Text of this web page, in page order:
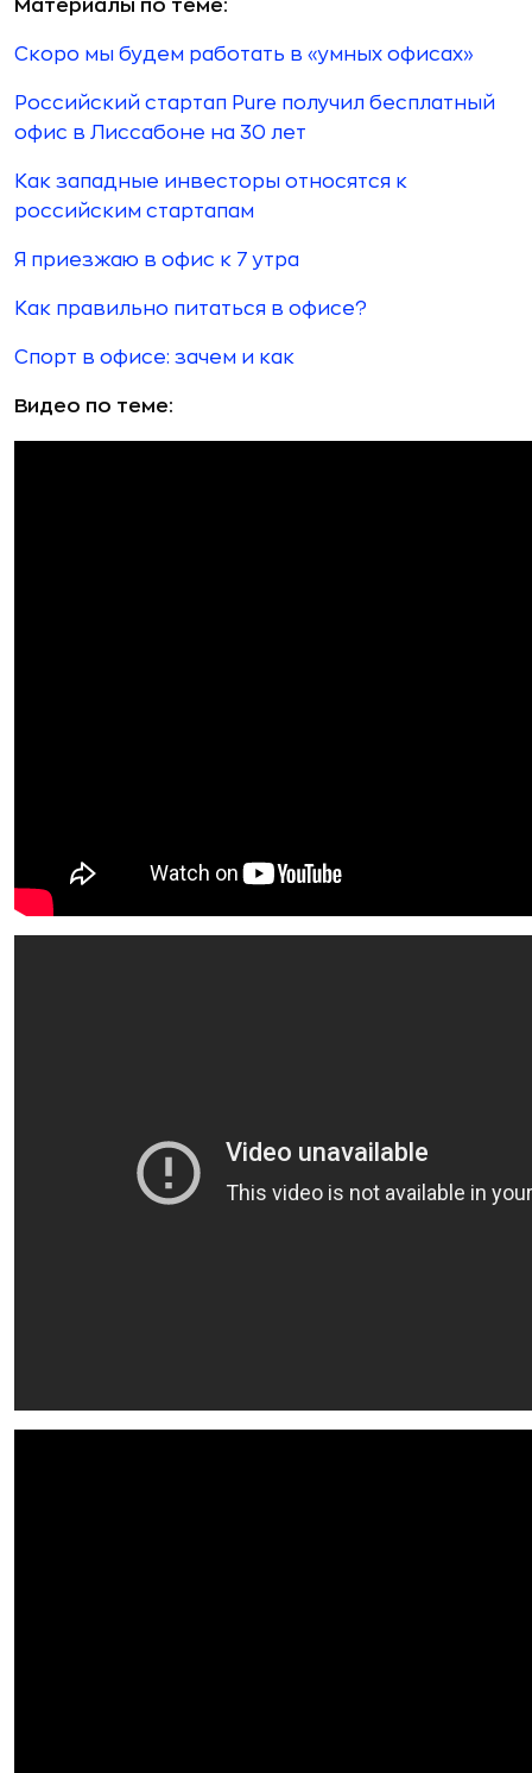
Материалы по теме:
Скоро мы будем работать в «умных офисах»
Российский стартап Pure получил бесплатный
офис в Лиссабоне на 30 лет
Как западные инвесторы относятся к
российским стартапам
Я приезжаю в офис к 7 утра
Как правильно питаться в офисе?
Спорт в офисе: зачем и как
Видео по теме: